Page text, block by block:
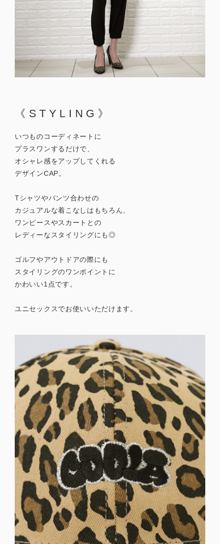
《STYLING》
いつものコーディネートに
プラスワンするだけで、
オシャレ感をアップしてくれる
デザインCAP。
Tシャツやパンツ合わせの
カジュアルな着こなしはもちろん、
ワンピースやスカートとの
レディーなスタイリングにも◎
ゴルフやアウトドアの際にも
スタイリングのワンポイントに
かわいい1点です。
ユニセックスでお使いいただけます。